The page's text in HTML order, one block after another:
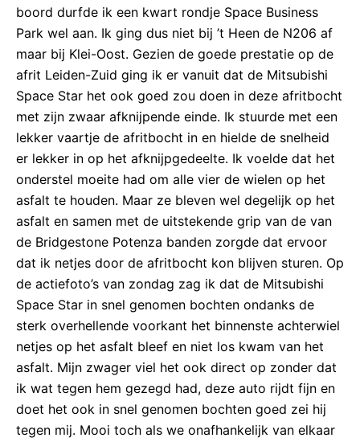
boord durfde ik een kwart rondje Space Business
Park wel aan. Ik ging dus niet bij ’t Heen de N206 af
maar bij Klei-Oost. Gezien de goede prestatie op de
afrit Leiden-Zuid ging ik er vanuit dat de Mitsubishi
Space Star het ook goed zou doen in deze afritbocht
met zijn zwaar afknijpende einde. Ik stuurde met een
lekker vaartje de afritbocht in en hielde de snelheid
er lekker in op het afknijpgedeelte. Ik voelde dat het
onderstel moeite had om alle vier de wielen op het
asfalt te houden. Maar ze bleven wel degelijk op het
asfalt en samen met de uitstekende grip van de van
de Bridgestone Potenza banden zorgde dat ervoor
dat ik netjes door de afritbocht kon blijven sturen. Op
de actiefoto’s van zondag zag ik dat de Mitsubishi
Space Star in snel genomen bochten ondanks de
sterk overhellende voorkant het binnenste achterwiel
netjes op het asfalt bleef en niet los kwam van het
asfalt. Mijn zwager viel het ook direct op zonder dat
ik wat tegen hem gezegd had, deze auto rijdt fijn en
doet het ook in snel genomen bochten goed zei hij
tegen mij. Mooi toch als we onafhankelijk van elkaar